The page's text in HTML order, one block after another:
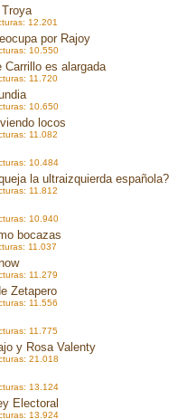
12.201
por Rajoy
10.550
Carrillo es alargada
11.720
10.650
locos
11.082
10.484
la ultraizquierda española?
11.812
10.940
bocazas
11.037
11.279
Zetapero
11.556
11.775
y Rosa Valenty
21.018
13.124
Electoral
13.924